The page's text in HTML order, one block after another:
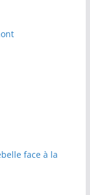
face à la